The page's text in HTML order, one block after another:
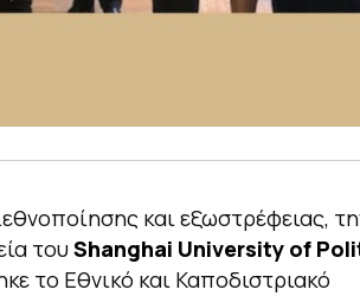
και εξωστρέφειας,
τουShanghai University of
το Εθνικό και Καποδιστριακό